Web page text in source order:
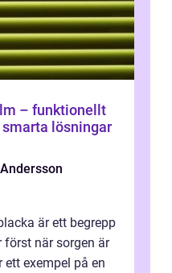
– funktionellt
lösningar
är ett begrepp
först när sorgen är
exempel på en